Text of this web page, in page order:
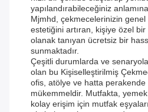
yapılandırabileceğiniz
Mjmhd, çekmecelerinizin
estetiğini artıran, kişiye özel
olanak tanıyan ücretsiz bir
sunmaktadır.
Çeşitli durumlarda ve
olan bu Kişiselleştirilmiş
ofis, atölye ve hatta perakende
mükemmeldir. Mutfakta, yemek
kolay erişim için mutfak